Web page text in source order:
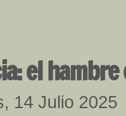
el
14 Julio 2025